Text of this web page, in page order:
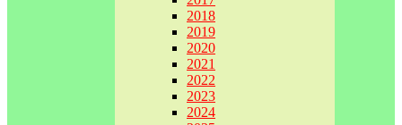
2018
2019
2020
2021
2022
2023
2024